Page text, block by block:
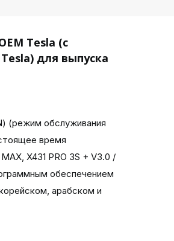
Tesla (с
для выпуска
(режим обслуживания
время
X431 PRO 3S + V3.0 /
обеспечением
арабском и